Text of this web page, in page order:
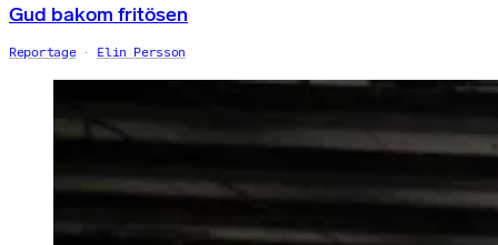
Gud bakom fritösen
Reportage Elin Persson